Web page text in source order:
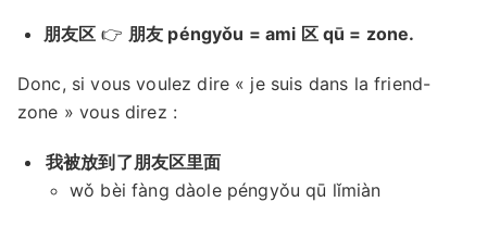
朋友区 👉 朋友 péngyǒu = ami 区 qū = zone.
Donc, si vous voulez dire « je suis dans la friend-
zone » vous direz :
我被放到了朋友区里面
wǒ bèi fàng dàole péngyǒu qū lǐmiàn